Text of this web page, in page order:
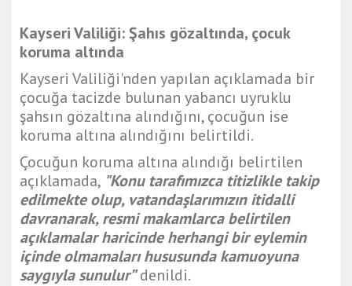
Kayseri Valiliği: Şahıs gözaltında, çocuk
koruma altında
Kayseri Valiliği'nden yapılan açıklamada bir
çocuğa tacizde bulunan yabancı uyruklu
şahsın gözaltına alındığını, çocuğun ise
koruma altına alındığını belirtildi.
Çocuğun koruma altına alındığı belirtilen
açıklamada, "Konu tarafımızca titizlikle takip
edilmekte olup, vatandaşlarımızın itidalli
davranarak, resmi makamlarca belirtilen
açıklamalar haricinde herhangi bir eylemin
içinde olmamaları hususunda kamuoyuna
saygıyla sunulur”denildi.